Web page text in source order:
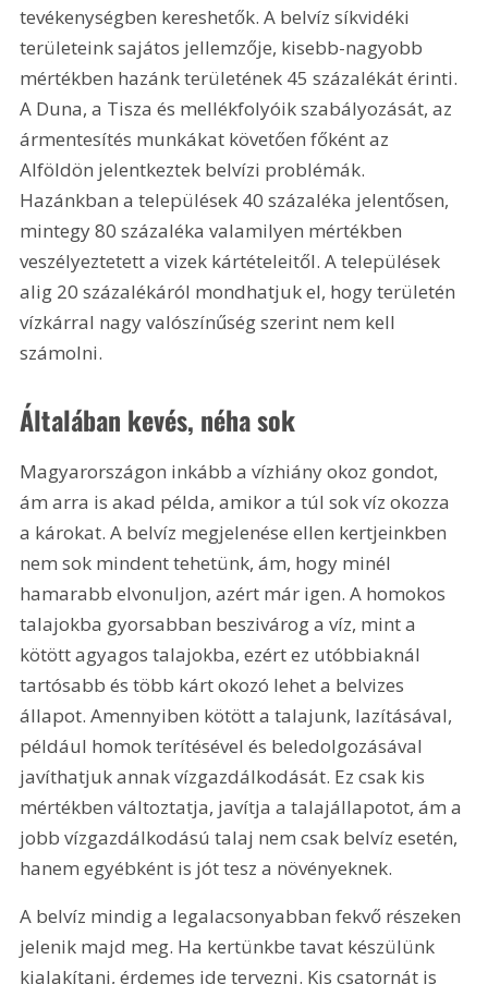
tevékenységben kereshetők. A belvíz síkvidéki
területeink sajátos jellemzője, kisebb-nagyobb
mértékben hazánk területének 45 százalékát érinti.
A Duna, a Tisza és mellékfolyóik szabályozását, az
ármentesítés munkákat követően főként az
Alföldön jelentkeztek belvízi problémák.
Hazánkban a települések 40 százaléka jelentősen,
mintegy 80 százaléka valamilyen mértékben
veszélyeztetett a vizek kártételeitől. A települések
alig 20 százalékáról mondhatjuk el, hogy területén
vízkárral nagy valószínűség szerint nem kell
számolni.
Általában kevés, néha sok
Magyarországon inkább a vízhiány okoz gondot,
ám arra is akad példa, amikor a túl sok víz okozza
a károkat. A belvíz megjelenése ellen kertjeinkben
nem sok mindent tehetünk, ám, hogy minél
hamarabb elvonuljon, azért már igen. A homokos
talajokba gyorsabban beszivárog a víz, mint a
kötött agyagos talajokba, ezért ez utóbbiaknál
tartósabb és több kárt okozó lehet a belvizes
állapot. Amennyiben kötött a talajunk, lazítá­sával,
például homok terítésével és beledolgozásával
javíthatjuk annak vízgazdálkodását. Ez csak kis
mértékben változtatja, javítja a talajállapotot, ám a
jobb vízgazdálkodású talaj nem csak belvíz esetén,
hanem egyébként is jót tesz a növényeknek.
A belvíz mindig a legalacsonyabban fekvő részeken
jelenik majd meg. Ha kertünkbe tavat készülünk
kialakítani, érdemes ide tervezni. Kis csatornát is